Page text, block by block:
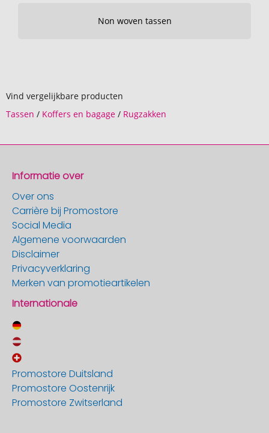
Non woven tassen
Vind vergelijkbare producten
Tassen / Koffers en bagage / Rugzakken
Informatie over
Over ons
Carrière bij Promostore
Social Media
Algemene voorwaarden
Disclaimer
Privacyverklaring
Merken van promotieartikelen
Internationale
Promostore Duitsland
Promostore Oostenrijk
Promostore Zwitserland